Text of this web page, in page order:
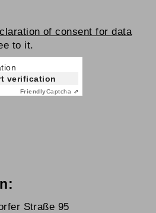
of consent for data
to it.
verification
FriendlyCaptcha ⇗
Straße 95